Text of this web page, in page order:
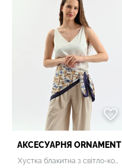
АКСЕСУАРНЯ ОRNAMENT
Хустка блакитна з світло-коричневим (Розмір 90*90 см)